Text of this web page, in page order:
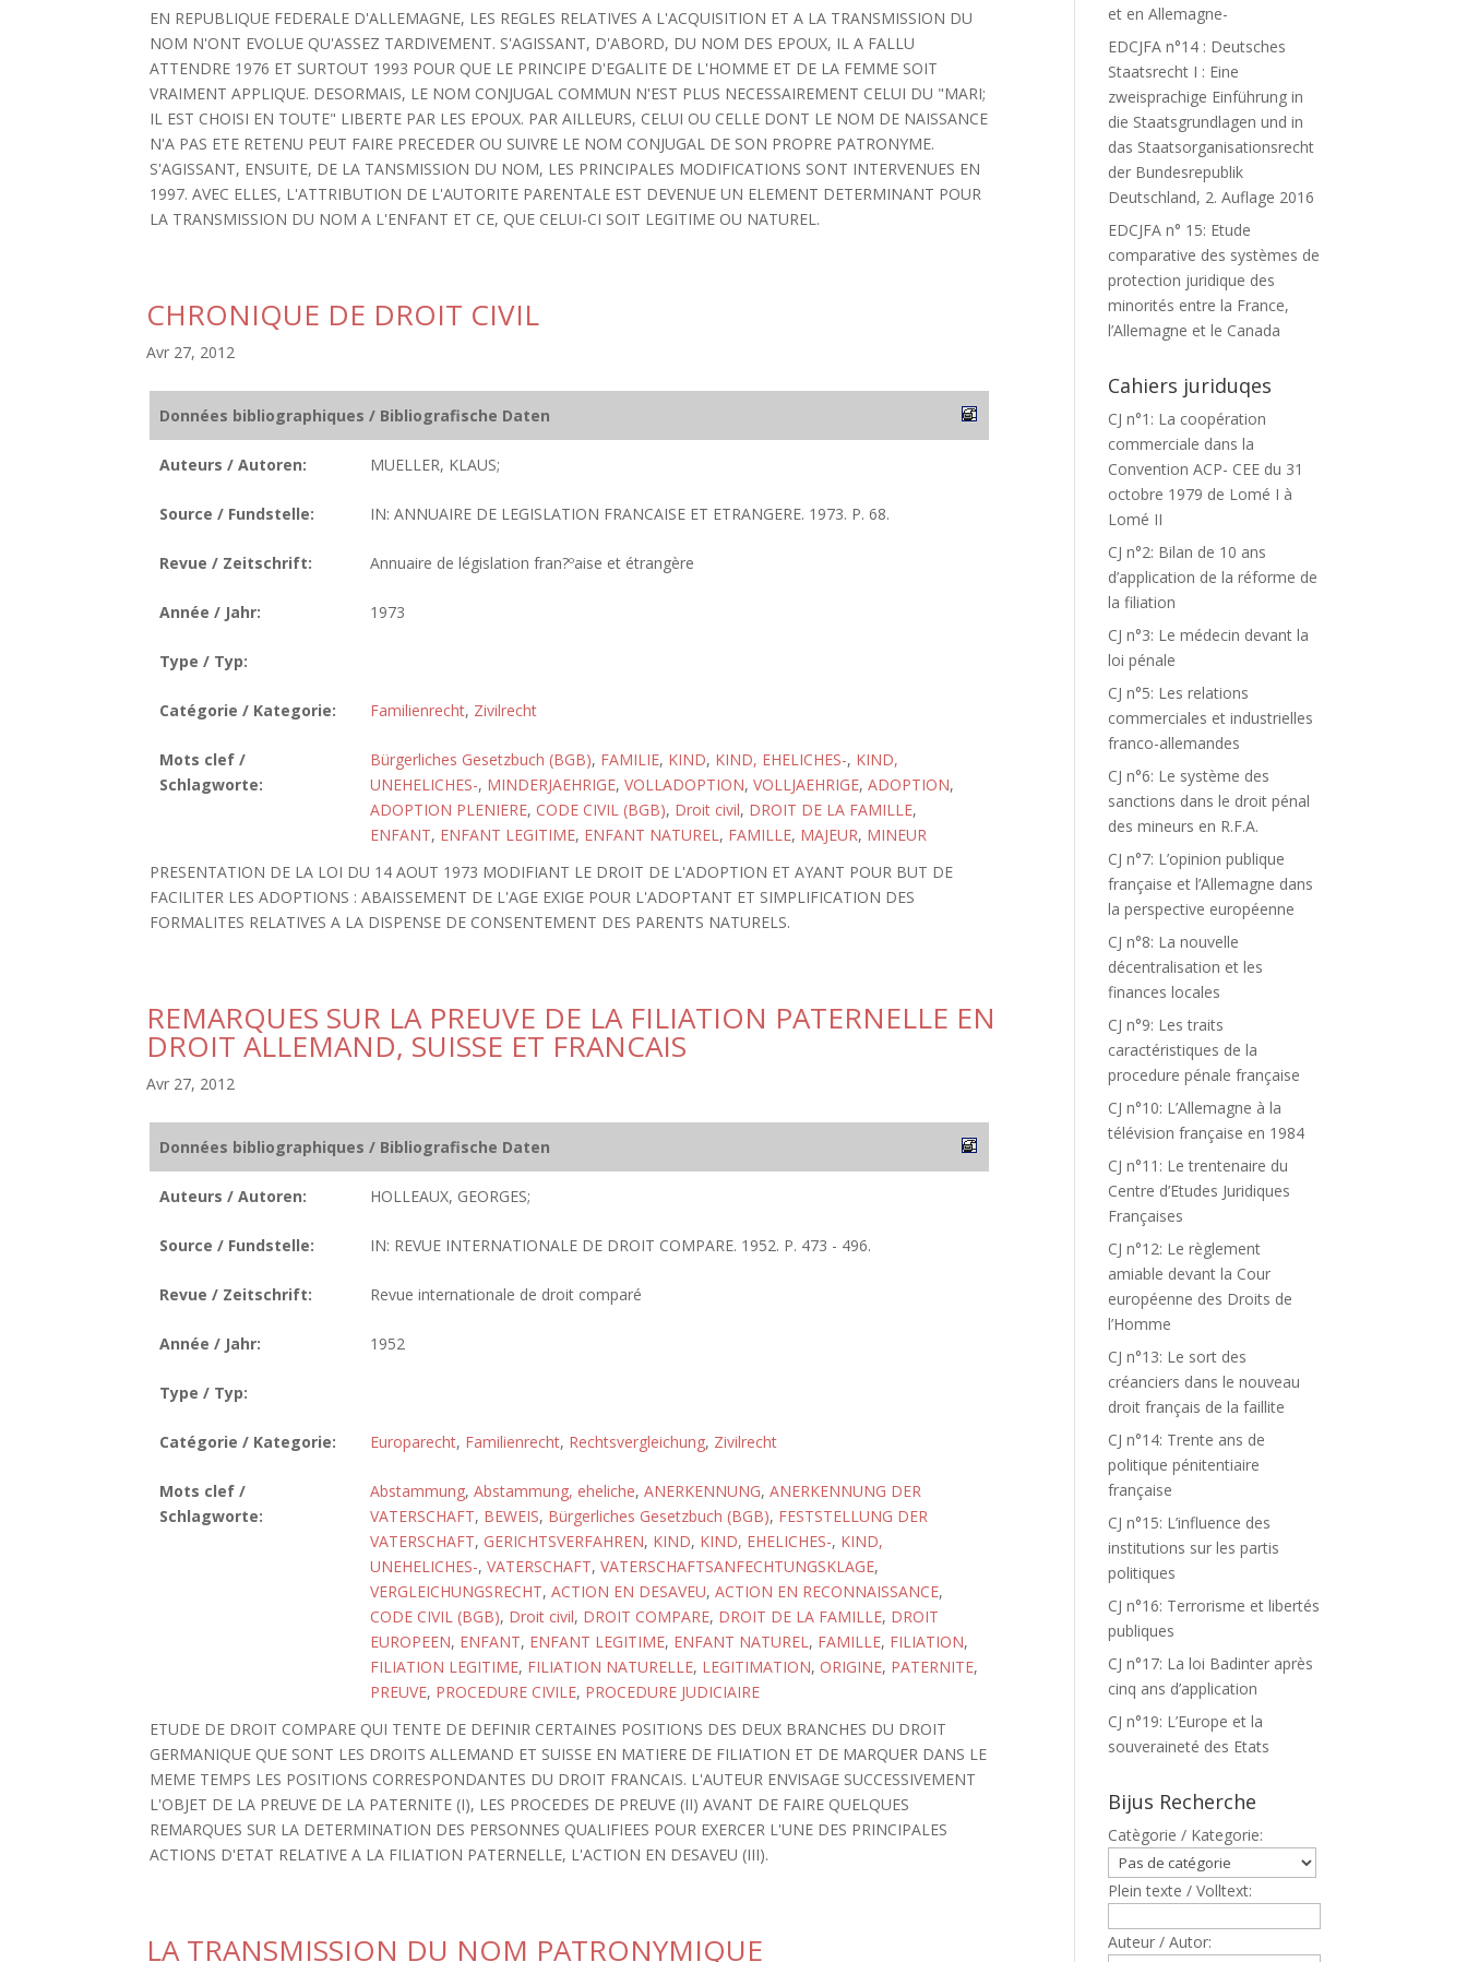
EN REPUBLIQUE FEDERALE D'ALLEMAGNE, LES REGLES RELATIVES A L'ACQUISITION ET A LA TRANSMISSION DU
NOM N'ONT EVOLUE QU'ASSEZ TARDIVEMENT. S'AGISSANT, D'ABORD, DU NOM DES EPOUX, IL A FALLU
ATTENDRE 1976 ET SURTOUT 1993 POUR QUE LE PRINCIPE D'EGALITE DE L'HOMME ET DE LA FEMME SOIT
VRAIMENT APPLIQUE. DESORMAIS, LE NOM CONJUGAL COMMUN N'EST PLUS NECESSAIREMENT CELUI DU "MARI;
IL EST CHOISI EN TOUTE" LIBERTE PAR LES EPOUX. PAR AILLEURS, CELUI OU CELLE DONT LE NOM DE NAISSANCE
N'A PAS ETE RETENU PEUT FAIRE PRECEDER OU SUIVRE LE NOM CONJUGAL DE SON PROPRE PATRONYME.
S'AGISSANT, ENSUITE, DE LA TANSMISSION DU NOM, LES PRINCIPALES MODIFICATIONS SONT INTERVENUES EN
1997. AVEC ELLES, L'ATTRIBUTION DE L'AUTORITE PARENTALE EST DEVENUE UN ELEMENT DETERMINANT POUR
LA TRANSMISSION DU NOM A L'ENFANT ET CE, QUE CELUI-CI SOIT LEGITIME OU NATUREL.
CHRONIQUE DE DROIT CIVIL
Avr 27, 2012
Données bibliographiques / Bibliografische Daten
Auteurs / Autoren: MUELLER, KLAUS;
Source / Fundstelle: IN: ANNUAIRE DE LEGISLATION FRANCAISE ET ETRANGERE. 1973. P. 68.
Revue / Zeitschrift: Annuaire de législation fran?ºaise et étrangère
Année / Jahr: 1973
Type / Typ:
Catégorie / Kategorie: Familienrecht, Zivilrecht
Mots clef /
Schlagworte:
Bürgerliches Gesetzbuch (BGB), FAMILIE, KIND, KIND, EHELICHES-, KIND,
UNEHELICHES-, MINDERJAEHRIGE, VOLLADOPTION, VOLLJAEHRIGE, ADOPTION,
ADOPTION PLENIERE, CODE CIVIL (BGB), Droit civil, DROIT DE LA FAMILLE,
ENFANT, ENFANT LEGITIME, ENFANT NATUREL, FAMILLE, MAJEUR, MINEUR
PRESENTATION DE LA LOI DU 14 AOUT 1973 MODIFIANT LE DROIT DE L'ADOPTION ET AYANT POUR BUT DE
FACILITER LES ADOPTIONS : ABAISSEMENT DE L'AGE EXIGE POUR L'ADOPTANT ET SIMPLIFICATION DES
FORMALITES RELATIVES A LA DISPENSE DE CONSENTEMENT DES PARENTS NATURELS.
REMARQUES SUR LA PREUVE DE LA FILIATION PATERNELLE EN
DROIT ALLEMAND, SUISSE ET FRANCAIS
Avr 27, 2012
Données bibliographiques / Bibliografische Daten
Auteurs / Autoren: HOLLEAUX, GEORGES;
Source / Fundstelle: IN: REVUE INTERNATIONALE DE DROIT COMPARE. 1952. P. 473 - 496.
Revue / Zeitschrift: Revue internationale de droit comparé
Année / Jahr: 1952
Type / Typ:
Catégorie / Kategorie: Europarecht, Familienrecht, Rechtsvergleichung, Zivilrecht
Mots clef /
Schlagworte:
Abstammung, Abstammung, eheliche, ANERKENNUNG, ANERKENNUNG DER
VATERSCHAFT, BEWEIS, Bürgerliches Gesetzbuch (BGB), FESTSTELLUNG DER
VATERSCHAFT, GERICHTSVERFAHREN, KIND, KIND, EHELICHES-, KIND,
UNEHELICHES-, VATERSCHAFT, VATERSCHAFTSANFECHTUNGSKLAGE,
VERGLEICHUNGSRECHT, ACTION EN DESAVEU, ACTION EN RECONNAISSANCE,
CODE CIVIL (BGB), Droit civil, DROIT COMPARE, DROIT DE LA FAMILLE, DROIT
EUROPEEN, ENFANT, ENFANT LEGITIME, ENFANT NATUREL, FAMILLE, FILIATION,
FILIATION LEGITIME, FILIATION NATURELLE, LEGITIMATION, ORIGINE, PATERNITE,
PREUVE, PROCEDURE CIVILE, PROCEDURE JUDICIAIRE
ETUDE DE DROIT COMPARE QUI TENTE DE DEFINIR CERTAINES POSITIONS DES DEUX BRANCHES DU DROIT
GERMANIQUE QUE SONT LES DROITS ALLEMAND ET SUISSE EN MATIERE DE FILIATION ET DE MARQUER DANS LE
MEME TEMPS LES POSITIONS CORRESPONDANTES DU DROIT FRANCAIS. L'AUTEUR ENVISAGE SUCCESSIVEMENT
L'OBJET DE LA PREUVE DE LA PATERNITE (I), LES PROCEDES DE PREUVE (II) AVANT DE FAIRE QUELQUES
REMARQUES SUR LA DETERMINATION DES PERSONNES QUALIFIEES POUR EXERCER L'UNE DES PRINCIPALES
ACTIONS D'ETAT RELATIVE A LA FILIATION PATERNELLE, L'ACTION EN DESAVEU (III).
LA TRANSMISSION DU NOM PATRONYMIQUE
et en Allemagne-
EDCJFA n°14 : Deutsches
Staatsrecht I : Eine
zweisprachige Einführung in
die Staatsgrundlagen und in
das Staatsorganisationsrecht
der Bundesrepublik
Deutschland, 2. Auflage 2016
EDCJFA n° 15: Etude
comparative des systèmes de
protection juridique des
minorités entre la France,
l’Allemagne et le Canada
Cahiers juriduqes
CJ n°1: La coopération
commerciale dans la
Convention ACP- CEE du 31
octobre 1979 de Lomé I à
Lomé II
CJ n°2: Bilan de 10 ans
d’application de la réforme de
la filiation
CJ n°3: Le médecin devant la
loi pénale
CJ n°5: Les relations
commerciales et industrielles
franco-allemandes
CJ n°6: Le système des
sanctions dans le droit pénal
des mineurs en R.F.A.
CJ n°7: L’opinion publique
française et l’Allemagne dans
la perspective européenne
CJ n°8: La nouvelle
décentralisation et les
finances locales
CJ n°9: Les traits
caractéristiques de la
procedure pénale française
CJ n°10: L’Allemagne à la
télévision française en 1984
CJ n°11: Le trentenaire du
Centre d’Etudes Juridiques
Françaises
CJ n°12: Le règlement
amiable devant la Cour
européenne des Droits de
l’Homme
CJ n°13: Le sort des
créanciers dans le nouveau
droit français de la faillite
CJ n°14: Trente ans de
politique pénitentiaire
française
CJ n°15: L’influence des
institutions sur les partis
politiques
CJ n°16: Terrorisme et libertés
publiques
CJ n°17: La loi Badinter après
cinq ans d’application
CJ n°19: L’Europe et la
souveraineté des Etats
Bijus Recherche
Catègorie / Kategorie:
Plein texte / Volltext:
Auteur / Autor: